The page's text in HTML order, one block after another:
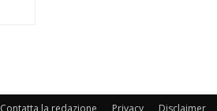
Contatta la redazione Privacy Disclaimer